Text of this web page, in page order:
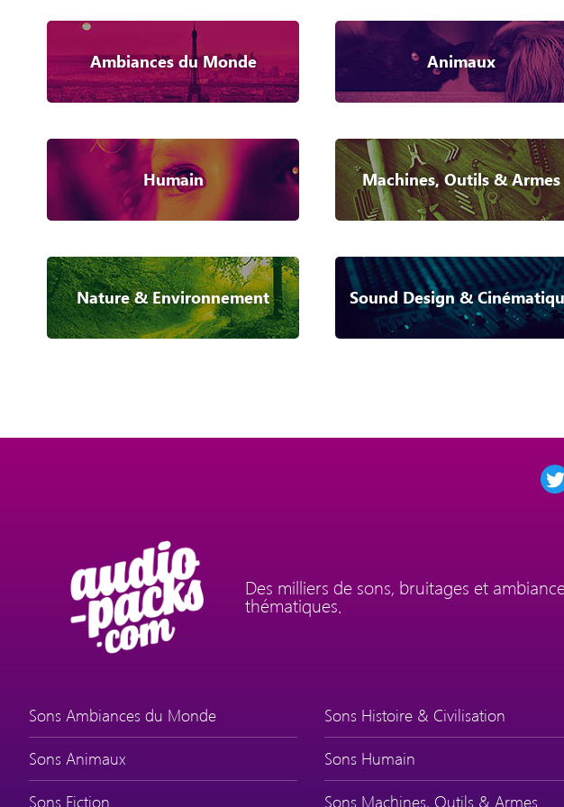
Ambiances du Monde Animaux
Humain Machines, Outils & Armes
Nature & Environnement Sound Design &
Des milliers de sons, bruitages et
thématiques.
Sons Ambiances du Monde
Sons Animaux
Sons Fiction
Sons Histoire & Civilisation
Sons Humain
Sons Machines, Outils & Armes